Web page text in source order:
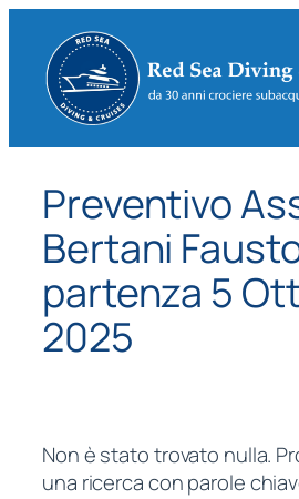
contenuto
Preventivo
Bertani
partenza 5
2025
Non è stato trovato nulla.
una ricerca con parole